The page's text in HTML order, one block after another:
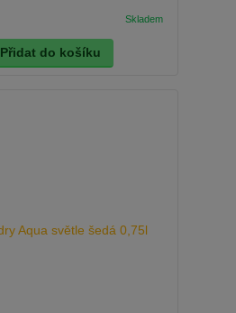
Přidat do košíku